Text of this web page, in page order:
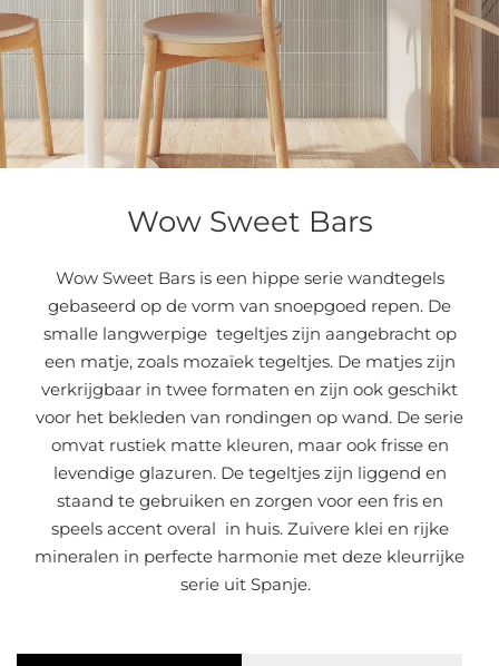
Wow Sweet Bars
Wow Sweet Bars is een hippe serie wandtegels
gebaseerd op de vorm van snoepgoed repen. De
smalle langwerpige tegeltjes zijn aangebracht op
een matje, zoals mozaïek tegeltjes. De matjes zijn
verkrijgbaar in twee formaten en zijn ook geschikt
voor het bekleden van rondingen op wand. De serie
omvat rustiek matte kleuren, maar ook frisse en
levendige glazuren. De tegeltjes zijn liggend en
staand te gebruiken en zorgen voor een fris en
speels accent overal in huis. Zuivere klei en rijke
mineralen in perfecte harmonie met deze kleurrijke
serie uit Spanje.